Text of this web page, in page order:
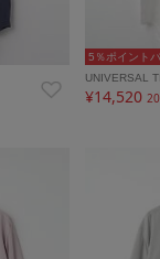
5％ポイント
UNIVERSAL
¥14,520